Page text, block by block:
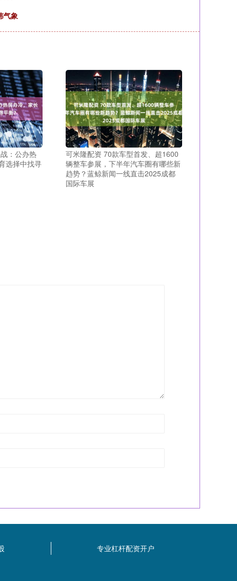
气象
：公办热
选择中找寻
可米隆配资 70款车型首发、超1600
辆整车参展，下半年汽车圈有哪些新
趋势？蓝鲸新闻一线直击2025成都
国际车展
专业杠杆配资开户